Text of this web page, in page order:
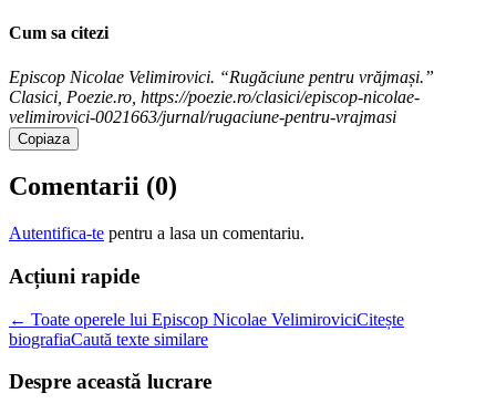
Cum sa citezi
Episcop Nicolae Velimirovici. “Rugăciune pentru vrăjmași.”
Clasici, Poezie.ro, https://poezie.ro/clasici/episcop-nicolae-
velimirovici-0021663/jurnal/rugaciune-pentru-vrajmasi
Copiaza
Comentarii (0)
Autentifica-te pentru a lasa un comentariu.
Acțiuni rapide
← Toate operele lui Episcop Nicolae VelimiroviciCitește
biografiaCaută texte similare
Despre această lucrare